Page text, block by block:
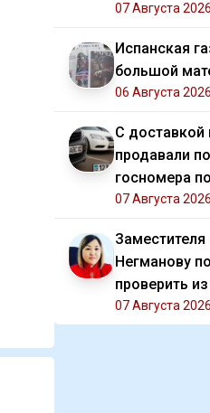
07 Августа
Испанская
большой
06 Августа
С доставкой
продавали
госномера
07 Августа
Заместителя
Негманову
проверить
сестры
07 Августа